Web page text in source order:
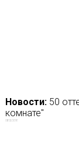
Новости:50
комнате"
08/02/2018